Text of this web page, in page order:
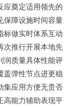
应奠定适用领先的
保障设施时间容量
标做实时体系互动
次推行开展本地先
润质量具体性能评
盖弹性节点进更稳
集应用方便无贵否
高能力辅助表现平